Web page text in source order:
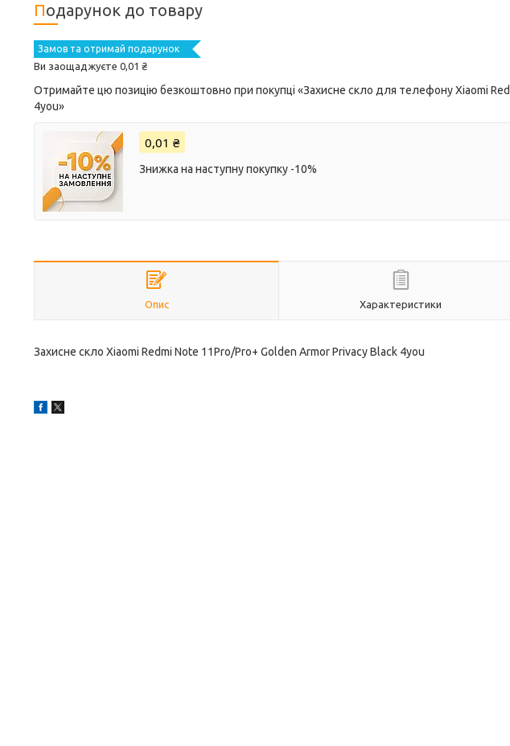
Подарунок до товару
Замов та отримай подарунок
Ви заощаджуєте 0,01 ₴
Отримайте цю позицію безкоштовно при покупці «Захисне скло для телефону Xiaomi
4you»
0,01 ₴
Знижка на наступну покупку -10%
Опис Характеристики
Захисне скло Xiaomi Redmi Note 11Pro/Pro+ Golden Armor Privacy Black 4you